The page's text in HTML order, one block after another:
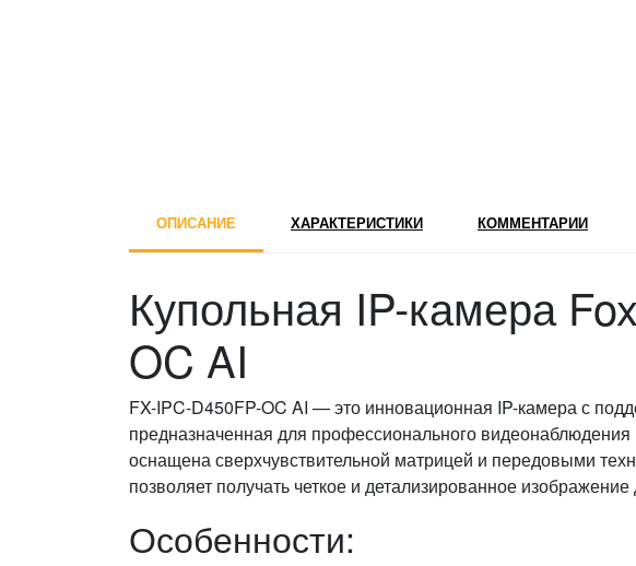
ОПИСАНИЕ ХАРАКТЕРИСТИКИ КОММЕНТАРИИ
Купольная IP-камера
OC AI
FX-IPC-D450FP-OC AI — это инновационная IP-камера с
предназначенная для профессионального
оснащена сверхчувствительной матрицей и передовыми
позволяет получать четкое и детализированное
Особенности: